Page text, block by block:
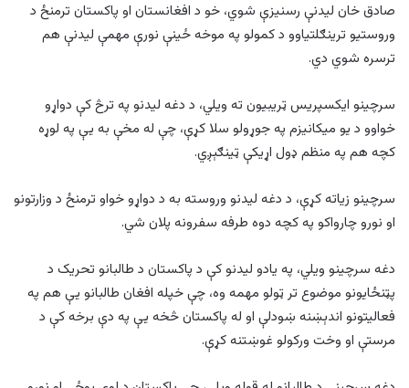
صادق خان لیدنې رسنیزې شوي، خو د افغانستان او پاکستان ترمنځ د
وروستیو ترینګلتیاوو د کمولو په موخه ځینې نورې مهمې لیدنې هم
ترسره شوي دي.
سرچینو ایکسپریس ټریبیون ته ویلي، د دغه لیدنو په ترڅ کې دواړو
خواوو د یو میکانیزم په جوړولو سلا کړې، چې له مخې به یې په لوړه
کچه هم په منظم ډول اړیکې ټینګېږي.
سرچینو زیاته کړې، د دغه لیدنو وروسته به د دواړو خواو ترمنځ د وزارتونو
او نورو چارواکو په کچه دوه طرفه سفرونه پلان شي.
دغه سرچینو ویلي، په یادو لیدنو کې د پاکستان د طالبانو تحریک د
پټنځایونو موضوع تر ټولو مهمه وه، چې خپله افغان طالبانو یې هم په
فعالیتونو اندېښنه ښودلې او له پاکستان څخه یې په دې برخه کې د
مرستې او وخت ورکولو غوښتنه کړې.